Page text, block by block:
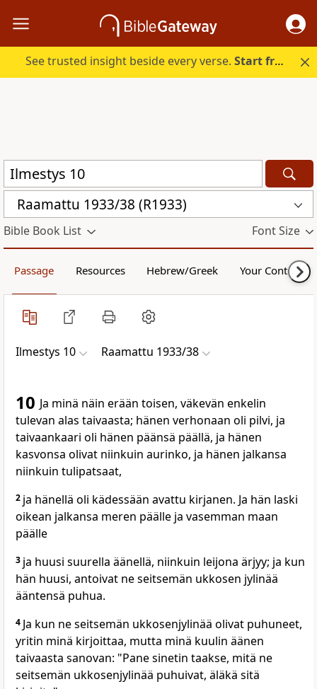
See trusted insight beside every verse.Start free.
Raamattu 1933/38 (R1933)
Bible Book List Font Size
Passage Resources Hebrew/Greek Your Content
Ilmestys 10 Raamattu 1933/38
10 Ja minä näin erään toisen, väkevän enkelin
tulevan alas taivaasta; hänen verhonaan oli pilvi, ja
taivaankaari oli hänen päänsä päällä, ja hänen
kasvonsa olivat niinkuin aurinko, ja hänen jalkansa
niinkuin tulipatsaat,
2 ja hänellä oli kädessään avattu kirjanen. Ja hän laski
oikean jalkansa meren päälle ja vasemman maan
päälle
3 ja huusi suurella äänellä, niinkuin leijona ärjyy; ja kun
hän huusi, antoivat ne seitsemän ukkosen jylinää
ääntensä puhua.
4 Ja kun ne seitsemän ukkosenjylinää olivat puhuneet,
yritin minä kirjoittaa, mutta minä kuulin äänen
taivaasta sanovan: "Pane sinetin taakse, mitä ne
seitsemän ukkosenjylinää puhuivat, äläkä sitä